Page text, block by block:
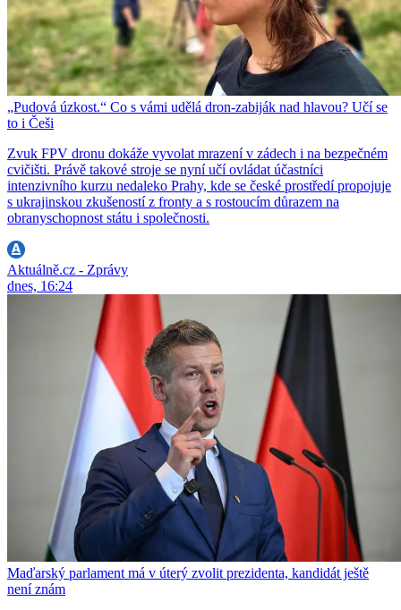
„Pudová úzkost.“ Co s vámi udělá dron-zabiják nad hlavou? Učí se
to i Češi
Zvuk FPV dronu dokáže vyvolat mrazení v zádech i na bezpečném
cvičišti. Právě takové stroje se nyní učí ovládat účastníci
intenzivního kurzu nedaleko Prahy, kde se české prostředí propojuje
s ukrajinskou zkušeností z fronty a s rostoucím důrazem na
obranyschopnost státu i společnosti.
Aktuálně.cz - Zprávy
dnes, 16:24
Maďarský parlament má v úterý zvolit prezidenta, kandidát ještě
není znám